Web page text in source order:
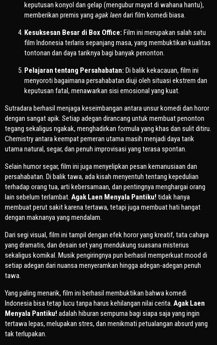
keputusan konyol dan gelap (mengubur mayat di wahana hantu),
memberikan premis yang agak laendari film komedi biasa.
Kesuksesan Besar di Box Office: Film ini merupakan salah satu
film Indonesia terlaris sepanjang masa, yang membuktikan kualitas
tontonan dan daya tariknya bagi banyak penonton.
Pelajaran tentang Persahabatan: Di balik kekacauan, film ini
menyoroti bagaimana persahabatan diuji oleh situasi ekstrem dan
keputusan fatal, menawarkan sisi emosional yang kuat.
Sutradara berhasil menjaga keseimbangan antara unsur komedi dan horor
dengan sangat apik. Setiap adegan dirancang untuk membuat penonton
tegang sekaligus ngakak, menghadirkan formula yang khas dan sulit ditiru.
Chemistry antara keempat pemeran utama masih menjadi daya tarik
utama natural, segar, dan penuh improvisasi yang terasa spontan.
Selain humor segar, film ini juga menyelipkan pesan kemanusiaan dan
persahabatan. Di balik tawa, ada kisah menyentuh tentang kepedulian
terhadap orang tua, arti kebersamaan, dan pentingnya menghargai orang
lain sebelum terlambat. Agak Laen Menyala Pantiku! tidak hanya
membuat perut sakit karena tertawa, tetapi juga membuat hati hangat
dengan maknanya yang mendalam.
Dari segi visual, film ini tampil dengan efek horor yang kreatif, tata cahaya
yang dramatis, dan desain set yang mendukung suasana misterius
sekaligus komikal. Musik pengiringnya pun berhasil memperkuat mood di
setiap adegan dari nuansa menyeramkan hingga adegan-adegan penuh
tawa.
Yang paling menarik, film ini berhasil membuktikan bahwa komedi
Indonesia bisa tetap lucu tanpa harus kehilangan nilai cerita. Agak Laen
Menyala Pantiku! adalah hiburan sempurna bagi siapa saja yang ingin
tertawa lepas, melupakan stres, dan menikmati petualangan absurd yang
tak terlupakan.